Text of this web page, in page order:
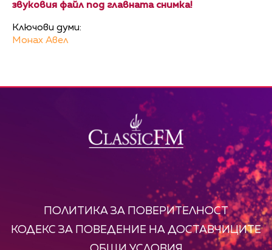
звуковия файл под главната снимка!
Ключови думи:
Монах Авел
ПОЛИТИКА ЗА ПОВЕРИТЕЛНОСТ
КОДЕКС ЗА ПОВЕДЕНИЕ НА ДОСТАВЧИЦИТЕ